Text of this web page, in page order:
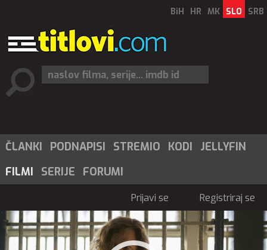
BiH HR MK SLO SRB
ČLANKI PODNAPISI STREMIO KODI
JELLYFIN
FILMI
SERIJE FORUMI
Prijavi se Registriraj se